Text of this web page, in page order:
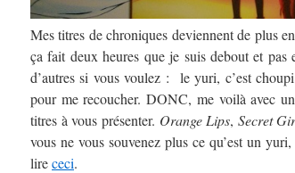
Mes titres de chroniques deviennent de plus
ça fait deux heures que je suis debout et pas
d’autres si vous voulez : le yuri, c’est
pour me recoucher. DONC, me voilà avec
titres à vous présenter. Orange Lips, Secret
vous ne vous souvenez plus ce qu’est un
lirececi.